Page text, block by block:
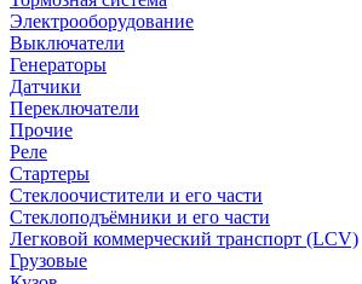
Электрооборудование
Выключатели
Генераторы
Датчики
Переключатели
Прочие
Реле
Стартеры
Стеклоочистители и его части
Стеклоподъёмники и его части
Легковой коммерческий транспорт (LCV)
Грузовые